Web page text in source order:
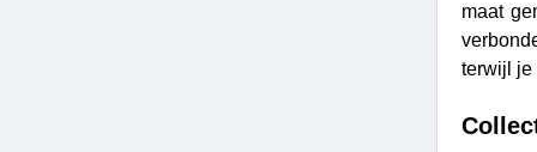
maat
terwijl je